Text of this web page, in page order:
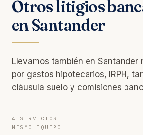
Otros litigios
en Santander
Llevamos también en Santander
por gastos hipotecarios, IRPH,
cláusula suelo y comisiones
4 SERVICIOS
MISMO EQUIPO